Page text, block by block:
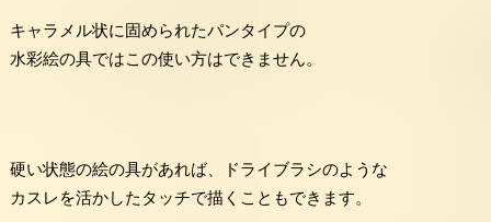
キャラメル状に固められたパンタイプの
水彩絵の具ではこの使い方はできません。
硬い状態の絵の具があれば、ドライブラシのような
カスレを活かしたタッチで描くこともできます。